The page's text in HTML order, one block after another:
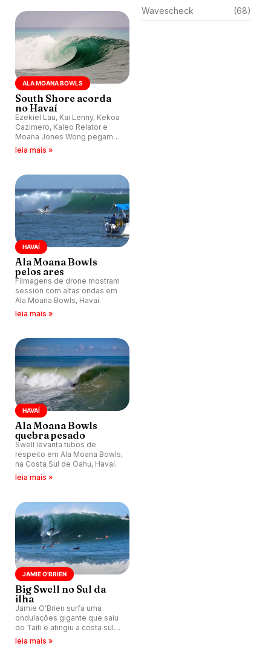
legend Michael Ho.
ALA MOANA BOWLS
South Shore acorda
no Havaí
Ezekiel Lau, Kai Lenny, Kekoa
Cazimero, Kaleo Relator e
Moana Jones Wong pegam
primeiras ondas da
sul da ilha de Oahu.
leia mais »
HAVAÍ
Ala Moana Bowls
pelos ares
Filmagens de drone mostram
session com altas ondas em
Ala Moana Bowls, Havaí.
leia mais »
HAVAÍ
Ala Moana Bowls
quebra pesado
Swell levanta tubos de
respeito em Ala Moana Bowls,
na Costa Sul de Oahu, Havaí.
leia mais »
JAMIE O'BRIEN
Big Swell no Sul da
ilha
Jamie O'Brien surfa uma
ondulações gigante que saiu
do Taiti e atingiu a costa sul
de Oahu, no Havaí (EUA).
leia mais »
Wavescheck (68)